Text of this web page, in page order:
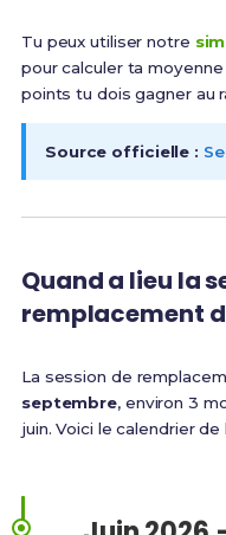
Tu peux utiliser notre
pour calculer ta
points tu dois gagner au
Source officielle :
Quand a lieu la
remplacement
La session de
septembre, environ 3
juin. Voici le calendrier de